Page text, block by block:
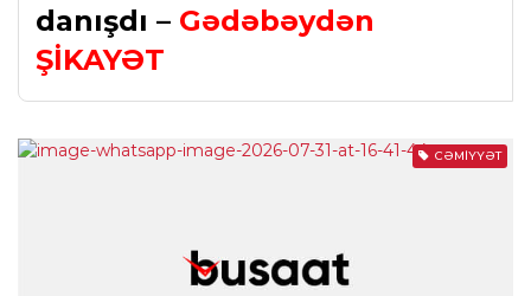
danışdı – Gədəbəydən
ŞİKAYƏT
CƏMIYYƏT